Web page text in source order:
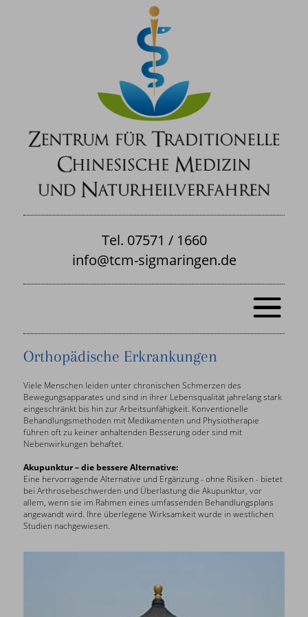
Tel. 07571 / 1660
info@tcm-sigmaringen.de
Orthopädische Erkrankungen
Viele Menschen leiden unter chronischen Schmerzen des
Bewegungsapparates und sind in ihrer Lebensqualität jahrelang stark
eingeschränkt bis hin zur Arbeitsunfähigkeit. Konventionelle
Behandlungsmethoden mit Medikamenten und Physiotherapie
führen oft zu keiner anhaltenden Besserung oder sind mit
Nebenwirkungen behaftet.
Akupunktur – die bessere Alternative:
Eine hervorragende Alternative und Ergänzung - ohne Risiken - bietet
bei Arthrosebeschwerden und Überlastung die Akupunktur, vor
allem, wenn sie im Rahmen eines umfassenden Behandlungsplans
angewandt wird. Ihre überlegene Wirksamkeit wurde in westlichen
Studien nachgewiesen.